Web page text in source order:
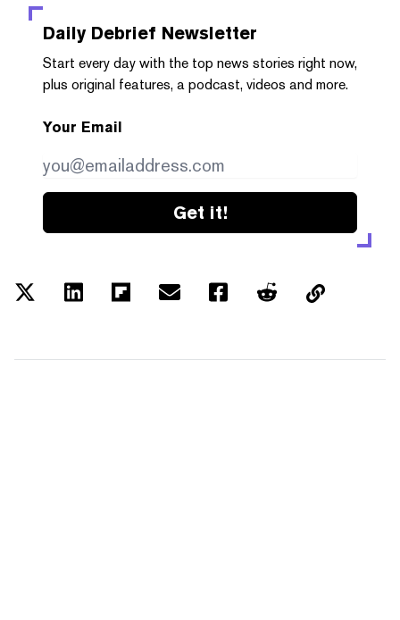
Daily Debrief Newsletter
Start every day with the top news stories right now,
plus original features, a podcast, videos and more.
Your Email
Get it!